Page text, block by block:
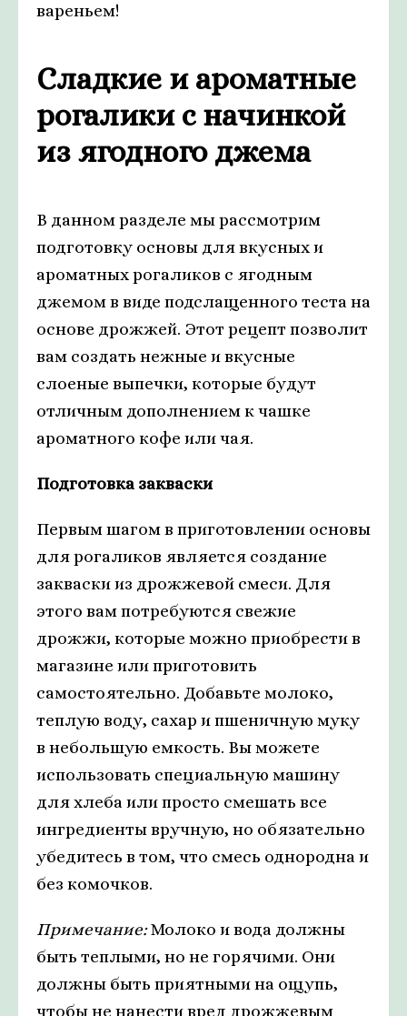
вареньем!
Сладкие и ароматные
рогалики с начинкой
из ягодного джема
В данном разделе мы рассмотрим
подготовку основы для вкусных и
ароматных рогаликов с ягодным
джемом в виде подслащенного теста на
основе дрожжей. Этот рецепт позволит
вам создать нежные и вкусные
слоеные выпечки, которые будут
отличным дополнением к чашке
ароматного кофе или чая.
Подготовка закваски
Первым шагом в приготовлении основы
для рогаликов является создание
закваски из дрожжевой смеси. Для
этого вам потребуются свежие
дрожжи, которые можно приобрести в
магазине или приготовить
самостоятельно. Добавьте молоко,
теплую воду, сахар и пшеничную муку
в небольшую емкость. Вы можете
использовать специальную машину
для хлеба или просто смешать все
ингредиенты вручную, но обязательно
убедитесь в том, что смесь однородна и
без комочков.
Примечание:Молоко и вода должны
быть теплыми, но не горячими. Они
должны быть приятными на ощупь,
чтобы не нанести вред дрожжевым